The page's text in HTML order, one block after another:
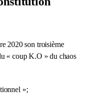
2020 son troisième
« coup K.O » du chaos
»;